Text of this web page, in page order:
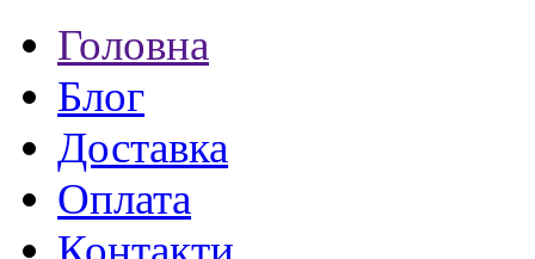
Головна
Блог
Доставка
Оплата